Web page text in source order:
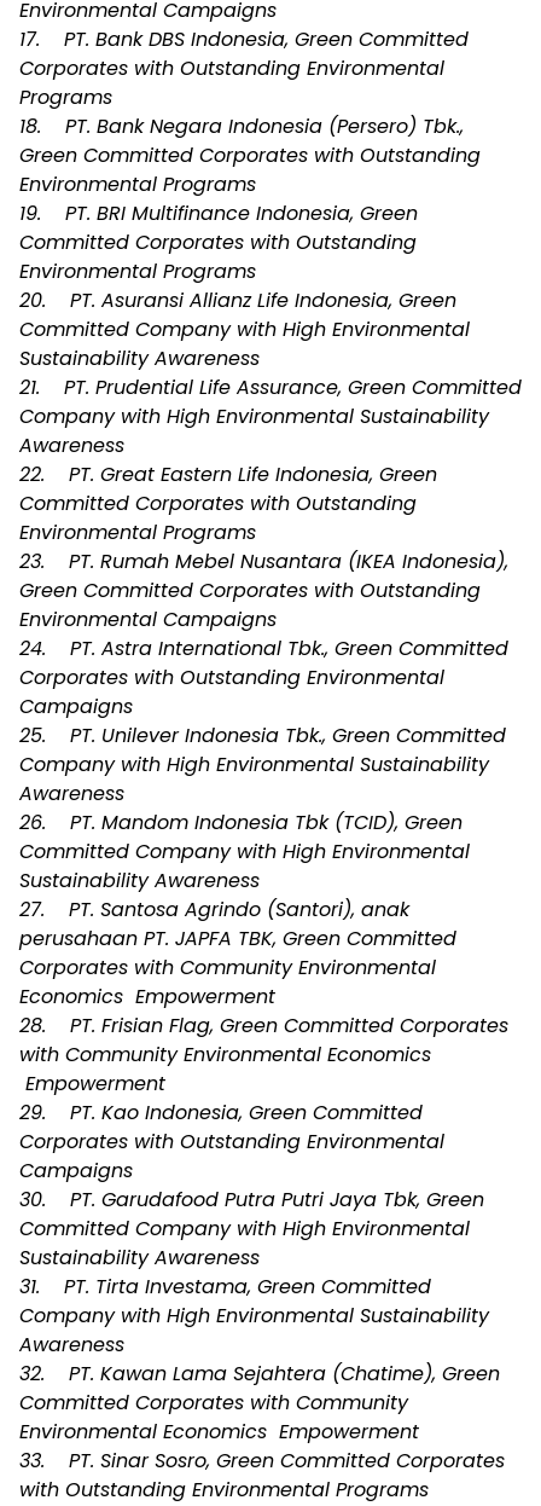
Environmental Campaigns
17. PT. Bank DBS Indonesia, Green Committed
Corporates with Outstanding Environmental
Programs
18. PT. Bank Negara Indonesia (Persero) Tbk.,
Green Committed Corporates with Outstanding
Environmental Programs
19. PT. BRI Multifinance Indonesia, Green
Committed Corporates with Outstanding
Environmental Programs
20. PT. Asuransi Allianz Life Indonesia, Green
Committed Company with High Environmental
Sustainability Awareness
21. PT. Prudential Life Assurance, Green Committed
Company with High Environmental Sustainability
Awareness
22. PT. Great Eastern Life Indonesia, Green
Committed Corporates with Outstanding
Environmental Programs
23. PT. Rumah Mebel Nusantara (IKEA Indonesia),
Green Committed Corporates with Outstanding
Environmental Campaigns
24. PT. Astra International Tbk., Green Committed
Corporates with Outstanding Environmental
Campaigns
25. PT. Unilever Indonesia Tbk., Green Committed
Company with High Environmental Sustainability
Awareness
26. PT. Mandom Indonesia Tbk (TCID), Green
Committed Company with High Environmental
Sustainability Awareness
27. PT. Santosa Agrindo (Santori), anak
perusahaan PT. JAPFA TBK, Green Committed
Corporates with Community Environmental
Economics Empowerment
28. PT. Frisian Flag, Green Committed Corporates
with Community Environmental Economics
Empowerment
29. PT. Kao Indonesia, Green Committed
Corporates with Outstanding Environmental
Campaigns
30. PT. Garudafood Putra Putri Jaya Tbk, Green
Committed Company with High Environmental
Sustainability Awareness
31. PT. Tirta Investama, Green Committed
Company with High Environmental Sustainability
Awareness
32. PT. Kawan Lama Sejahtera (Chatime), Green
Committed Corporates with Community
Environmental Economics Empowerment
33. PT. Sinar Sosro, Green Committed Corporates
with Outstanding Environmental Programs